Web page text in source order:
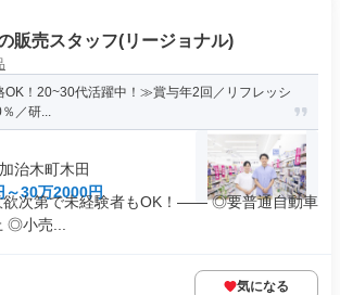
販売スタッフ(リージョナル)
！20~30代活躍中！≫賞与年2回／リフレッシ
／研...
治木町木田
～30万2000円
次第で未経験者もOK！―― ◎要普通自動車
◎小売...
気になる